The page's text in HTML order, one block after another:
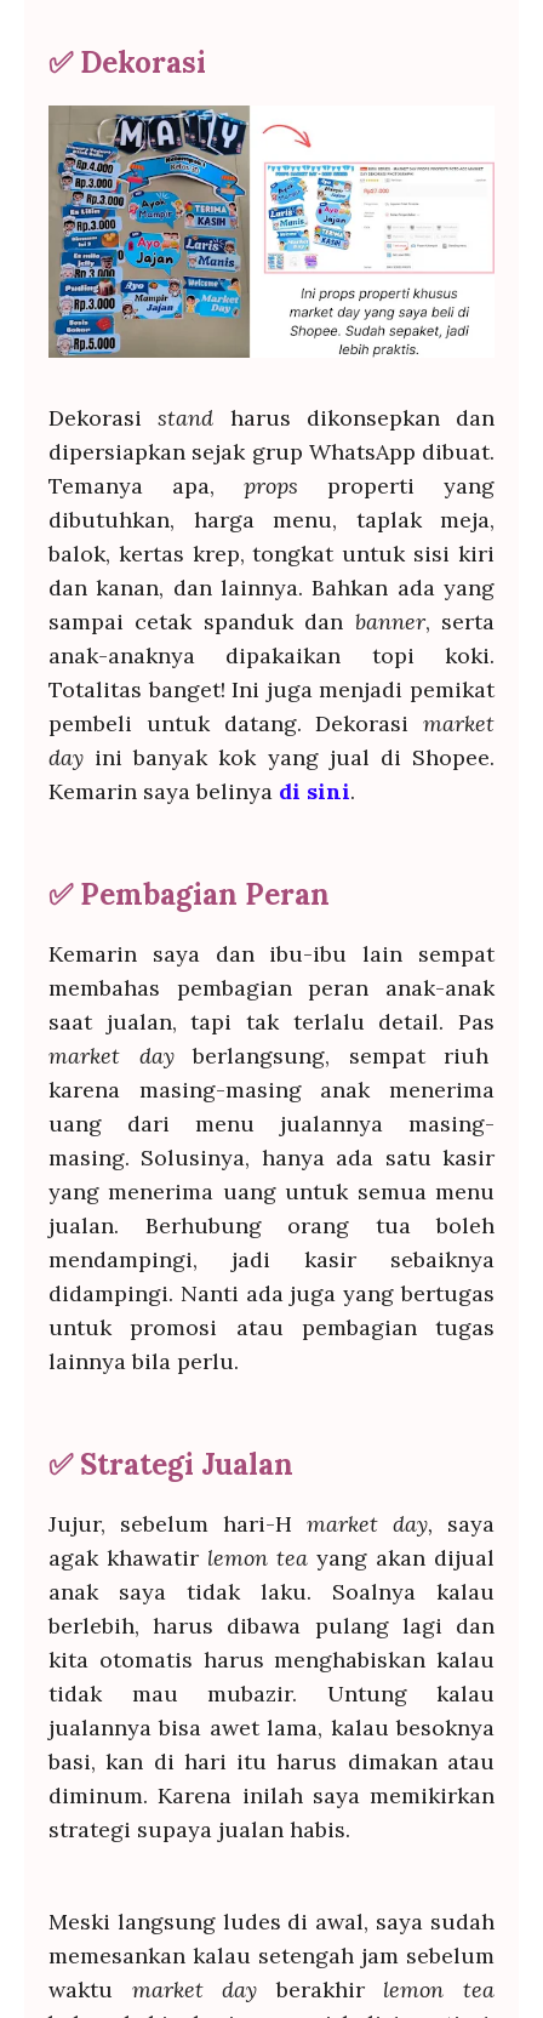
✅Dekorasi
Dekorasistand harus dikonsepkan dan
dipersiapkan sejak grup WhatsApp dibuat.
Temanya apa, props properti yang
dibutuhkan, harga menu, taplak meja,
balok, kertas krep, tongkat untuk sisi kiri
dan kanan, dan lainnya. Bahkan ada yang
sampai cetak spanduk dan banner, serta
anak-anaknya dipakaikan topi koki.
Totalitas banget! Ini juga menjadi pemikat
pembeli untuk datang. Dekorasi market
day ini banyak kok yang jual di Shopee.
Kemarin saya belinya di sini.
✅Pembagian Peran
Kemarin saya dan ibu-ibu lain sempat
membahas pembagian peran anak-anak
saat jualan, tapi tak terlalu detail. Pas
market dayberlangsung, sempat riuh
karena masing-masing anak menerima
uang dari menu jualannya masing-
masing. Solusinya, hanya ada satu kasir
yang menerima uang untuk semua menu
jualan. Berhubung orang tua boleh
mendampingi, jadi kasir sebaiknya
didampingi. Nanti ada juga yang bertugas
untuk promosi atau pembagian tugas
lainnya bila perlu.
✅Strategi Jualan
Jujur, sebelum hari-H market day, saya
agak khawatir lemon tea yang akan dijual
anak saya tidak laku. Soalnya kalau
berlebih, harus dibawa pulang lagi dan
kita otomatis harus menghabiskan kalau
tidak mau mubazir. Untung kalau
jualannya bisa awet lama, kalau besoknya
basi, kan di hari itu harus dimakan atau
diminum. Karena inilah saya memikirkan
strategi supaya jualan habis.
Meski langsung ludes di awal, saya sudah
memesankan kalau setengah jam sebelum
waktu market day berakhirlemon tea